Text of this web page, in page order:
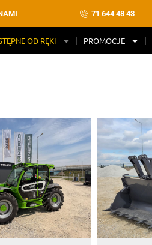
71 644 48 43
OD RĘKI PROMOCJE